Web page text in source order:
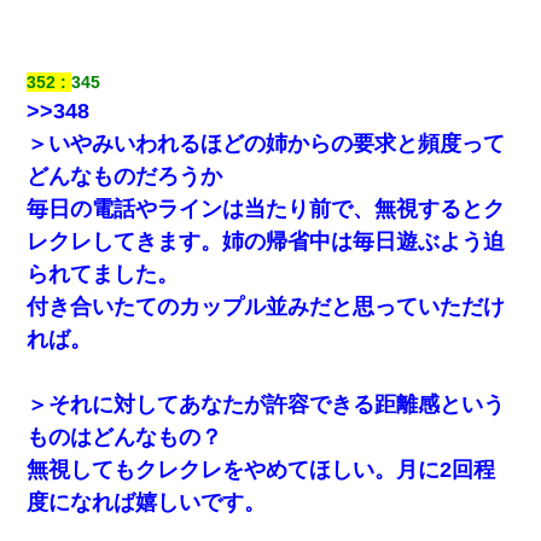
352 345
>>348
＞いやみいわれるほどの姉からの要求と頻度って
どんなものだろうか
毎日の電話やラインは当たり前で、無視するとク
レクレしてきます。姉の帰省中は毎日遊ぶよう迫
られてました。
付き合いたてのカップル並みだと思っていただけ
れば。
＞それに対してあなたが許容できる距離感という
ものはどんなもの？
無視してもクレクレをやめてほしい。月に2回程
度になれば嬉しいです。